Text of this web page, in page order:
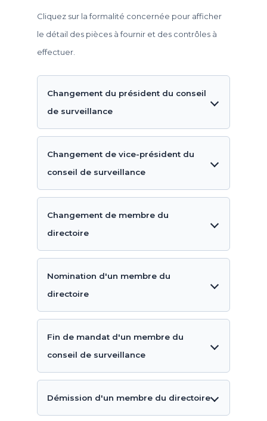
Cliquez sur la formalité concernée pour afficher
le détail des pièces à fournir et des contrôles à
effectuer.
Changement du président du conseil
de surveillance
Changement de vice-président du
conseil de surveillance
Changement de membre du
directoire
Nomination d'un membre du
directoire
Fin de mandat d'un membre du
conseil de surveillance
Démission d'un membre du directoire